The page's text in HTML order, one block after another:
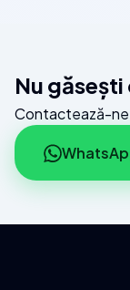
Nu
Contactează-ne